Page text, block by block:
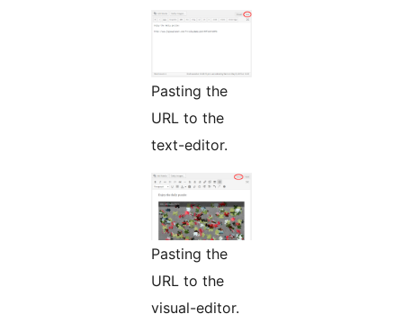
Pasting the
URL to the
text-editor.
Pasting the
URL to the
visual-editor.